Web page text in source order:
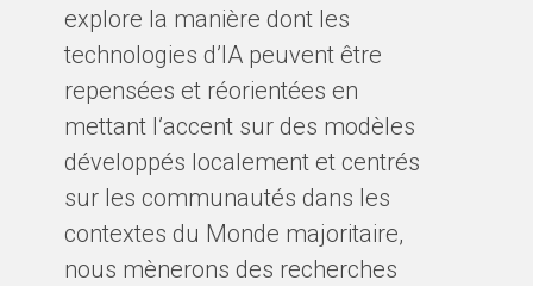
explore la manière dont les
technologies d’IA peuvent être
repensées et réorientées en
mettant l’accent sur des modèles
développés localement et centrés
sur les communautés dans les
contextes du Monde majoritaire,
nous mènerons des recherches